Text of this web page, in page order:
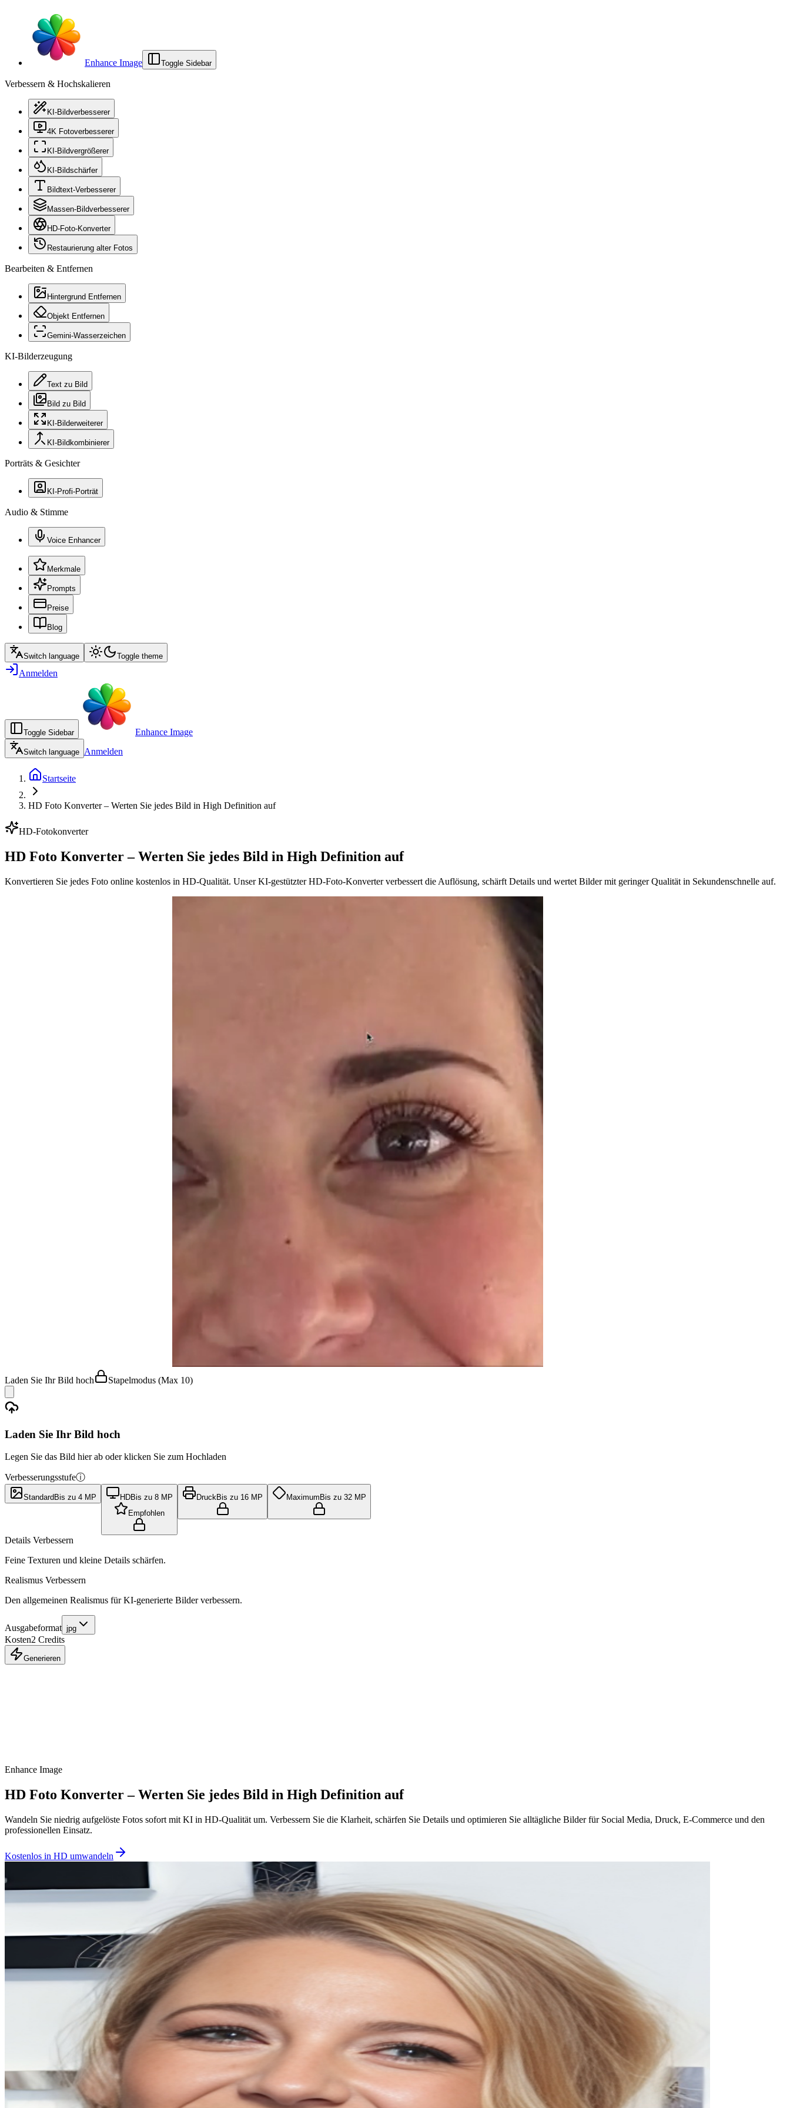
Enhance Image Toggle Sidebar
Verbessern & Hochskalieren
KI-Bildverbesserer
4K Fotoverbesserer
KI-Bildvergrößerer
KI-Bildschärfer
Bildtext-Verbesserer
Massen-Bildverbesserer
HD-Foto-Konverter
Restaurierung alter Fotos
Bearbeiten & Entfernen
Hintergrund Entfernen
Objekt Entfernen
Gemini-Wasserzeichen
KI-Bilderzeugung
Text zu Bild
Bild zu Bild
KI-Bilderweiterer
KI-Bildkombinierer
Porträts & Gesichter
KI-Profi-Porträt
Audio & Stimme
Voice Enhancer
Merkmale
Prompts
Preise
Blog
Switch language Toggle theme
Anmelden
Toggle Sidebar Enhance Image
Switch language Anmelden
Startseite
HD Foto Konverter – Werten Sie jedes Bild in High Definition auf
HD-Fotokonverter
HD Foto Konverter – Werten Sie jedes Bild in High Definition auf
Konvertieren Sie jedes Foto online kostenlos in HD-Qualität. Unser KI-gestützter HD-Foto-Konverter verbessert die Auflösung, schärft Details und wertet Bilder mit geringer Qualität in Sekundenschnelle auf.
Laden Sie Ihr Bild hoch Stapelmodus (Max 10)
Laden Sie Ihr Bild hoch
Legen Sie das Bild hier ab oder klicken Sie zum Hochladen
Verbesserungsstufeⓘ
Standard Bis zu 4 MP HDBis zu 8 MP
Empfohlen
DruckBis zu 16 MP Maximum Bis zu 32 MP
Details Verbessern
Feine Texturen und kleine Details schärfen.
Realismus Verbessern
Den allgemeinen Realismus für KI-generierte Bilder verbessern.
Ausgabeformat jpg
Kosten2 Credits
Generieren
Enhance Image
HD Foto Konverter – Werten Sie jedes Bild in High Definition auf
Wandeln Sie niedrig aufgelöste Fotos sofort mit KI in HD-Qualität um. Verbessern Sie die Klarheit, schärfen Sie Details und optimieren Sie alltägliche Bilder für Social Media, Druck, E-Commerce und den
professionellen Einsatz.
Kostenlos in HD umwandeln